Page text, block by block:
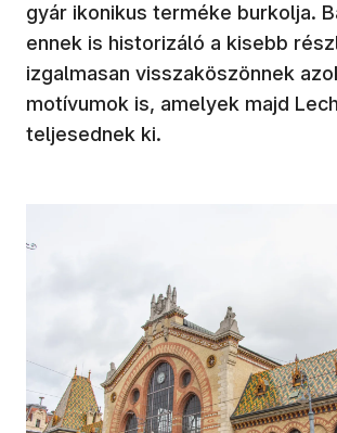
gyár ikonikus terméke burkolja.
ennek is historizáló a kisebb
izgalmasan visszaköszönnek
motívumok is, amelyek majd
teljesednek ki.